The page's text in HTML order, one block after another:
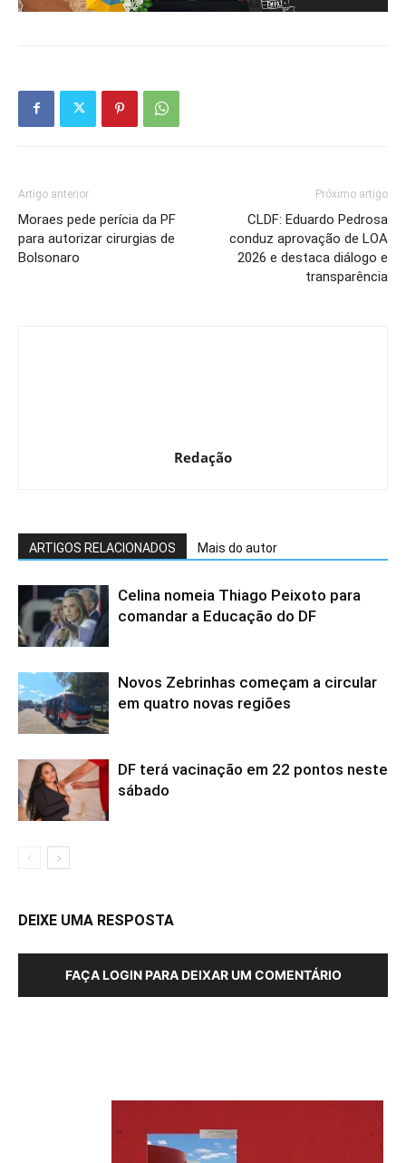
Artigo anterior
Moraes pede perícia da PF
para autorizar cirurgias de
Bolsonaro
Próximo artigo
CLDF: Eduardo Pedrosa
conduz aprovação de LOA
2026 e destaca diálogo e
transparência
Redação
ARTIGOS RELACIONADOS Mais do autor
Celina nomeia Thiago Peixoto para
comandar a Educação do DF
Novos Zebrinhas começam a circular
em quatro novas regiões
DF terá vacinação em 22 pontos neste
sábado
DEIXE UMA RESPOSTA
FAÇA LOGIN PARA DEIXAR UM COMENTÁRIO